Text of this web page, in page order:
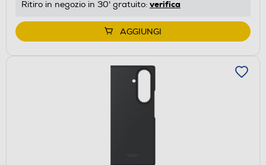
Ritiro in negozio in 30' gratuito: verifica
AGGIUNGI